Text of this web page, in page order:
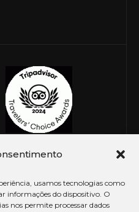
usamos tecnologias como
informações do dispositivo. O
nos permite processar dados